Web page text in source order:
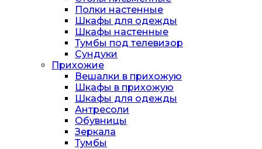
Полки настенные
Шкафы для одежды
Шкафы настенные
Тумбы под телевизор
Сундуки
Прихожие
Вешалки в прихожую
Шкафы в прихожую
Шкафы для одежды
Антресоли
Обувницы
Зеркала
Тумбы